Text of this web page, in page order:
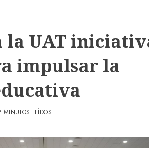
la UAT
impulsar la
MINUTOS LEÍDOS